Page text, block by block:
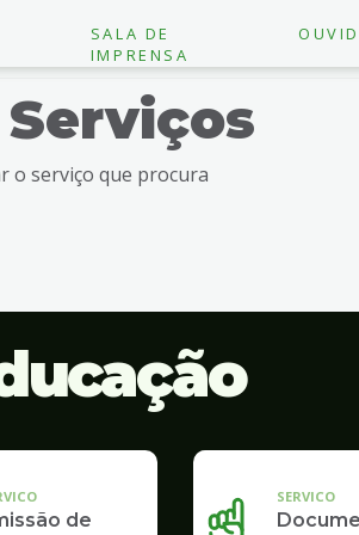
SALA DE
IMPRENSA
o serviço que procura
de
SERVICO